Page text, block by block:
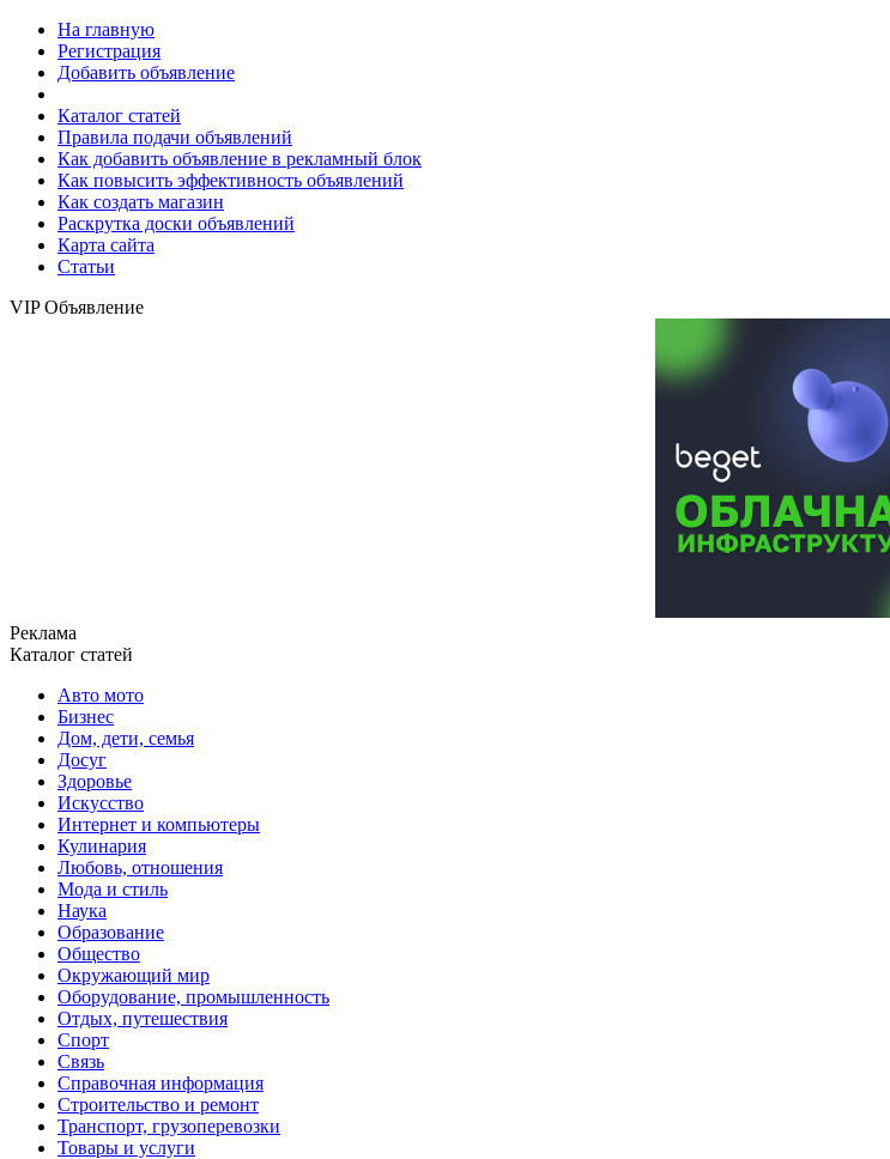
На главную
Регистрация
Добавить объявление
Каталог статей
Правила подачи объявлений
Как добавить объявление в рекламный блок
Как повысить эффективность объявлений
Как создать магазин
Раскрутка доски объявлений
Карта сайта
Статьи
VIP Объявление
Реклама
Каталог статей
Авто мото
Бизнес
Дом, дети, семья
Досуг
Здоровье
Искусство
Интернет и компьютеры
Кулинария
Любовь, отношения
Мода и стиль
Наука
Образование
Общество
Окружающий мир
Оборудование, промышленность
Отдых, путешествия
Спорт
Связь
Справочная информация
Строительство и ремонт
Транспорт, грузоперевозки
Товары и услуги